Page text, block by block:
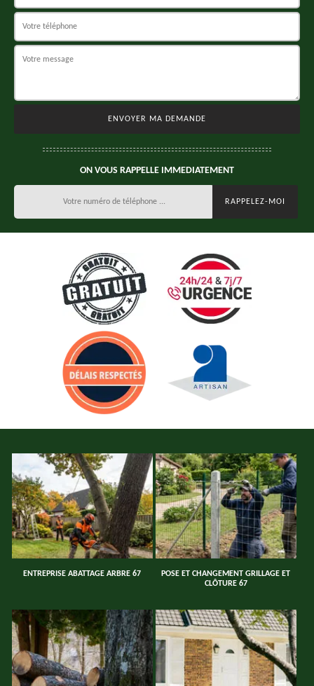
ON VOUS RAPPELLE IMMEDIATEMENT
ENTREPRISE ABATTAGE ARBRE 67
POSE ET CHANGEMENT GRILLAGE ET
CLÔTURE 67